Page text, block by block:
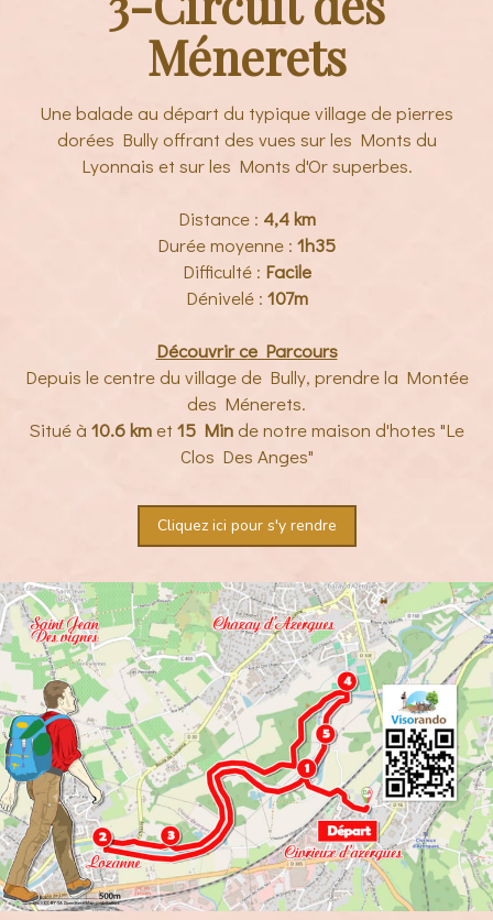
Ménerets
Une balade au départ du typique village de pierres
dorées Bully offrant des vues sur les Monts du
Lyonnais et sur les Monts d'Or superbes.
Distance : 4,4 km
Durée moyenne : 1h35
Difficulté : Facile
Dénivelé : 107m
Découvrir ce Parcours
Depuis le centre du village de Bully, prendre la Montée
des Ménerets.
Situé à 10.6 kmet 15 Min de notre maison d'hotes "Le
Clos Des Anges"
Cliquez ici pour s'y rendre